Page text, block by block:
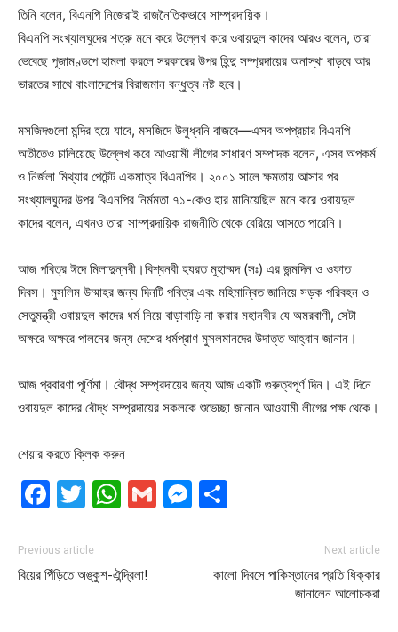
তিনি বলেন, বিএনপি নিজেরাই রাজনৈতিকভাবে সাম্প্রদায়িক।
বিএনপি সংখ্যালঘুদের শত্রু মনে করে উল্লেখ করে ওবায়দুল কাদের আরও বলেন, তারা
ভেবেছে পূজামণ্ডপে হামলা করলে সরকারের উপর হিন্দু সম্প্রদায়ের অনাস্থা বাড়বে আর
ভারতের সাথে বাংলাদেশের বিরাজমান বন্ধুত্ব নষ্ট হবে।
মসজিদগুলো মন্দির হয়ে যাবে, মসজিদে উলুধ্বনি বাজবে—এসব অপপ্রচার বিএনপি
অতীতেও চালিয়েছে উল্লেখ করে আওয়ামী লীগের সাধারণ সম্পাদক বলেন, এসব অপকর্ম
ও নির্জলা মিথ্যার পেটেন্ট একমাত্র বিএনপির। ২০০১ সালে ক্ষমতায় আসার পর
সংখ্যালঘুদের উপর বিএনপির নির্মমতা ৭১-কেও হার মানিয়েছিল মনে করে ওবায়দুল
কাদের বলেন, এখনও তারা সাম্প্রদায়িক রাজনীতি থেকে বেরিয়ে আসতে পারেনি।
আজ পবিত্র ঈদে মিলাদুন্নবী।বিশ্বনবী হযরত মুহাম্মদ (সঃ) এর জন্মদিন ও ওফাত
দিবস। মুসলিম উম্মাহর জন্য দিনটি পবিত্র এবং মহিমান্বিত জানিয়ে সড়ক পরিবহন ও
সেতুমন্ত্রী ওবায়দুল কাদের ধর্ম নিয়ে বাড়াবাড়ি না করার মহানবীর যে অমরবাণী, সেটা
অক্ষরে অক্ষরে পালনের জন্য দেশের ধর্মপ্রাণ মুসলমানদের উদাত্ত আহ্বান জানান।
আজ প্রবারণা পূর্ণিমা। বৌদ্ধ সম্প্রদায়ের জন্য আজ একটি গুরুত্বপূর্ণ দিন। এই দিনে
ওবায়দুল কাদের বৌদ্ধ সম্প্রদায়ের সকলকে শুভেচ্ছা জানান আওয়ামী লীগের পক্ষ থেকে।
শেয়ার করতে ক্লিক করুন
Facebook
Twitter
WhatsApp
GmailMessenger
Previous article
বিয়ের পিঁড়িতে অঙ্কুশ-ঐন্দ্রিলা!
Next article
কালো দিবসে পাকিস্তানের প্রতি ধিক্কার
জানালেন আলোচকরা